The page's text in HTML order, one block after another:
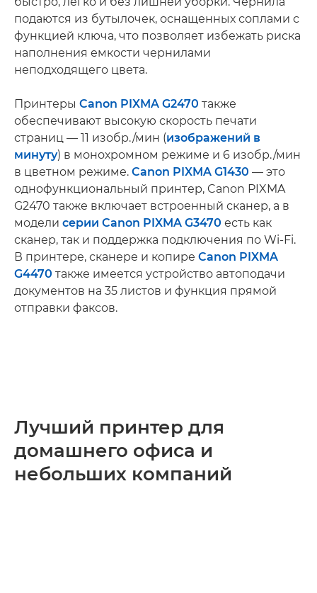
подаются из бутылочек, оснащенных соплами с
функцией ключа, что позволяет избежать риска
наполнения емкости чернилами
неподходящего цвета.
Принтеры Canon PIXMA G2470 также
обеспечивают высокую скорость печати
страниц — 11 изобр./мин (изображений в
минуту) в монохромном режиме и 6 изобр./мин
в цветном режиме. Canon PIXMA G1430 — это
однофункциональный принтер, Canon PIXMA
G2470 также включает встроенный сканер, а в
модели серии Canon PIXMA G3470 есть как
сканер, так и поддержка подключения по Wi-Fi.
В принтере, сканере и копире Canon PIXMA
G4470 также имеется устройство автоподачи
документов на 35 листов и функция прямой
отправки факсов.
Лучший принтер для
домашнего офиса и
небольших компаний